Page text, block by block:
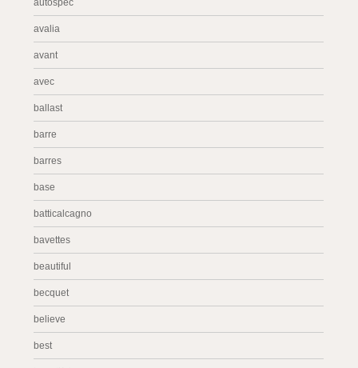
autospec
avalia
avant
avec
ballast
barre
barres
base
batticalcagno
bavettes
beautiful
becquet
believe
best